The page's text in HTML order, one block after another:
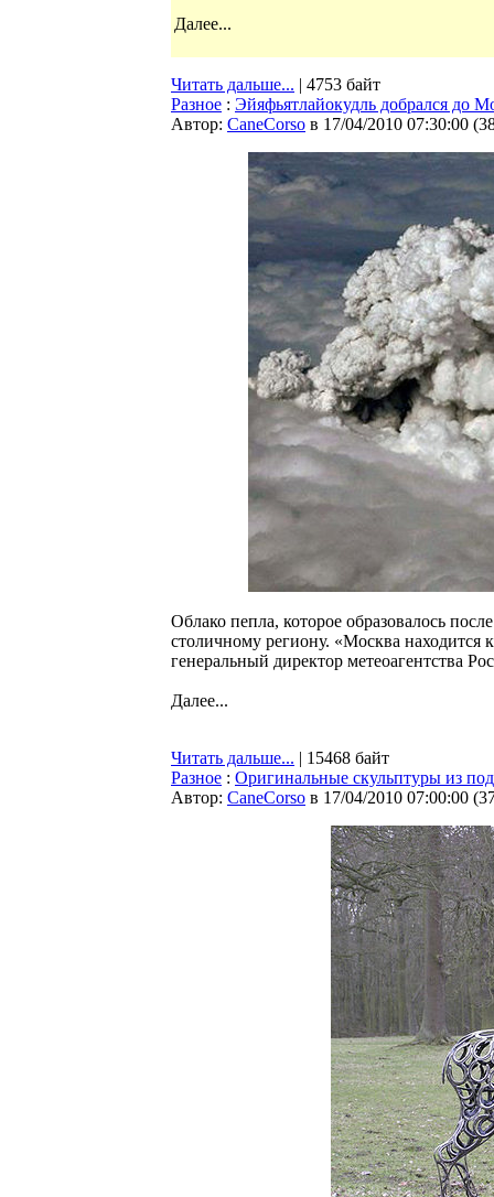
Далее...
Читать дальше... | 4753 байт
Разное : Эйяфьятлайокудль добрался до
Автор: CaneCorso в 17/04/2010 07:30:00 (
Облако пепла, которое образовалось
столичному региону. «Москва находится
генеральный директор метеоагентства
Далее...
Читать дальше... | 15468 байт
Разное : Оригинальные скульптуры из
Автор: CaneCorso в 17/04/2010 07:00:00 (